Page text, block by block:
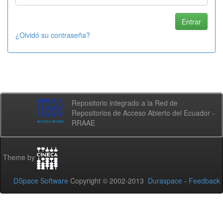
¿Olvidó su contraseña?
Repositorio integrado a la Red de
Repositorios de Acceso Abierto del Ecuador -
RRAAE
Theme by
DSpace Software Copyright © 2002-2013 Duraspace - Feedback